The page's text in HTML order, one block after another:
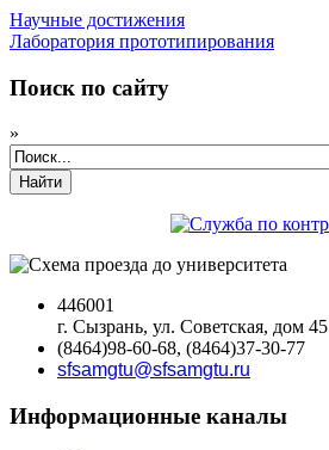
Научные достижения
Лаборатория прототипирования
Поиск по сайту
»
Найти
446001
г. Сызрань, ул. Советская, дом 45
(8464)98-60-68, (8464)37-30-77
sfsamgtu@sfsamgtu.ru
Информационные каналы